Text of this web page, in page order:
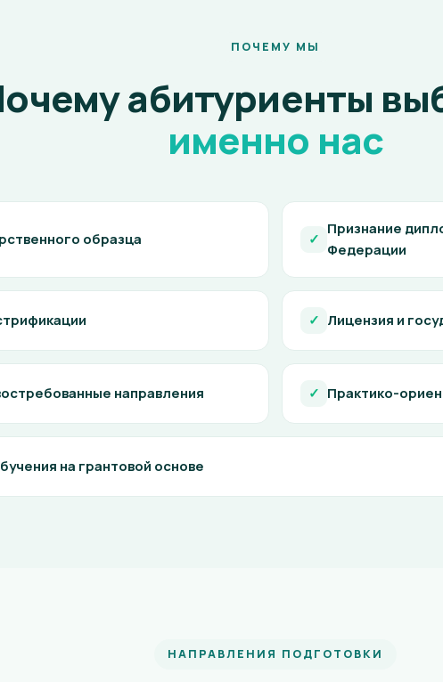
ПОЧЕМУ МЫ
абитуриенты
именно нас
образца ✓
Признание
Федерации
✓ Лицензия и
направления ✓ Практико-
на грантовой основе
НАПРАВЛЕНИЯ ПОДГОТОВКИ